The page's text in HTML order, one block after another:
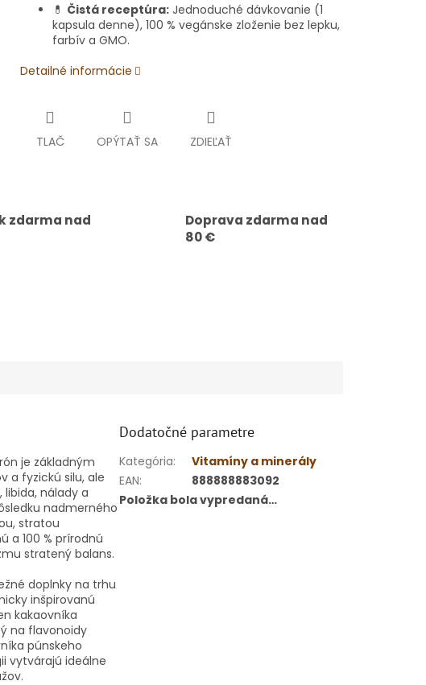
💊 Čistá receptúra:Jednoduché dávkovanie (1
kapsula denne), 100 % vegánske zloženie bez lepku,
farbív a GMO.
Detailné informácie
TLAČ OPÝTAŤ SA ZDIEĽAŤ
zdarma nad
Doprava zdarma nad
80 €
je základným
a fyzickú silu, ale
nálady a
nadmerného
stratou
a 100 % prírodnú
stratený balans.
doplnky na trhu
inšpirovanú
kakaovníka
na flavonoidy
púnskeho
vytvárajú ideálne
Dodatočné parametre
Kategória:
Vitamíny a minerály
EAN:
888888883092
Položka bola vypredaná…